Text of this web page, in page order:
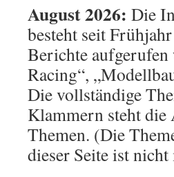
August 2026: Die
besteht seit
Berichte aufgerufen
Racing“,
Die vollständige
Klammern steht die
Themen. (Die
dieser Seite ist